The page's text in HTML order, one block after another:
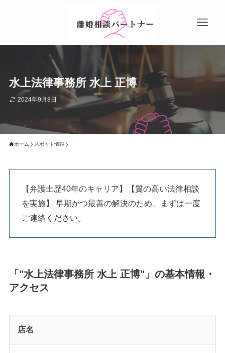
水上法律事務所 水上 正博
2024年9月8日
ホーム スポット情報
【弁護士歴40年のキャリア】【質の高い法律相談
を実施】 早期かつ最善の解決のため、まずは一度
ご連絡ください。
「"水上法律事務所 水上 正博"」の基本情報・
アクセス
店名